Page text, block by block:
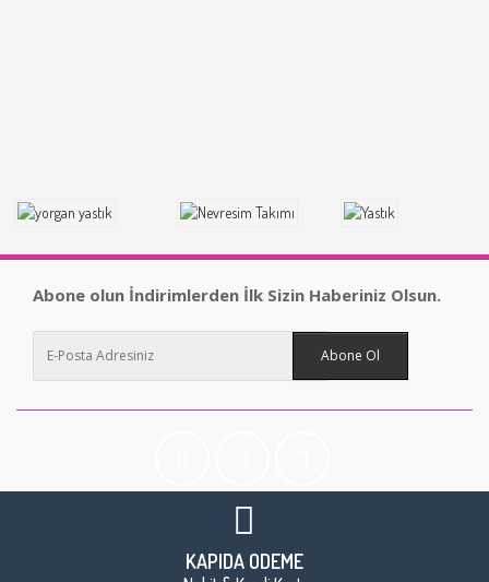
Abone olun İndirimlerden İlk Sizin Haberiniz Olsun.
Abone Ol
KAPIDA ÖDEME